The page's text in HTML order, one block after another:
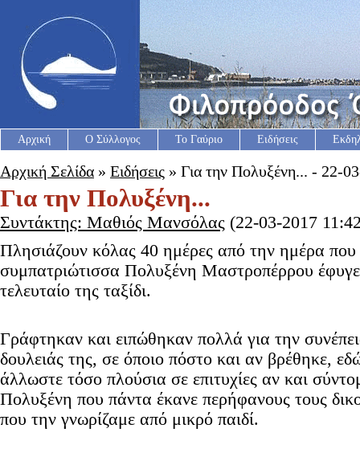
Αρχική Ο Σύλλογος Το Γαύριο Ειδήσεις
Αρχική Σελίδα » Ειδήσεις » Για την Πολυξένη... - 22-
Για την Πολυξένη...
Συντάκτης: Μαθιός Μανσόλας (22-03-2017
Πλησιάζουν κόλας 40 ημέρες από την ημέρα
συμπατριώτισσα Πολυξένη Μαστροπέρρου
τελευταίο της ταξίδι.
Γράφτηκαν και ειπώθηκαν πολλά για την
δουλειάς της, σε όποιο πόστο και αν βρέθηκε,
άλλωστε τόσο πλούσια σε επιτυχίες αν και
Πολυξένη που πάντα έκανε περήφανους τους
που την γνωρίζαμε από μικρό παιδί.